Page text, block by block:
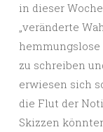
in dieser
„veränderte
hemmungslose
zu schreiben
erwiesen sich
die Flut der
Skizzen